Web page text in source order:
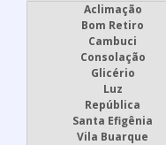
Aclimação
Bom Retiro
Cambuci
Consolação
Glicério
Luz
República
Santa Efigênia
Vila Buarque